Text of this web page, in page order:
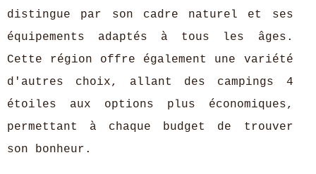
distingue par son cadre naturel et ses
équipements adaptés à tous les âges.
Cette région offre également une variété
d'autres choix, allant des campings 4
étoiles aux options plus économiques,
permettant à chaque budget de trouver
son bonheur.